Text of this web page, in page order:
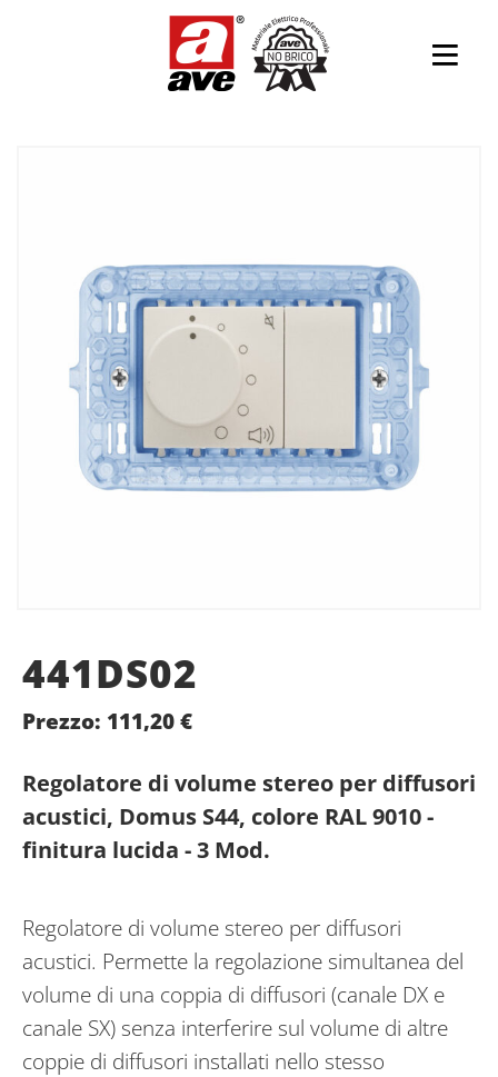
441DS02
Prezzo: 111,20€
Regolatore di volume stereo per diffusori
acustici, Domus S44, colore RAL 9010 -
finitura lucida - 3 Mod.
Regolatore di volume stereo per diffusori
acustici. Permette la regolazione simultanea del
volume di una coppia di diffusori (canale DX e
canale SX) senza interferire sul volume di altre
coppie di diffusori installati nello stesso